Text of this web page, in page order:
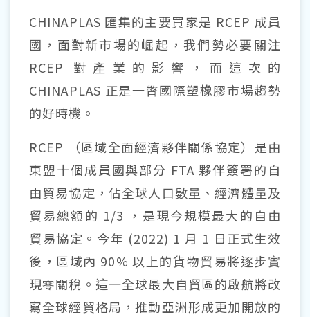
CHINAPLAS 匯集的主要買家是 RCEP 成員
國，面對新市場的崛起，我們勢必要關注
RCEP 對產業的影響，而這次的
CHINAPLAS 正是一瞥國際塑橡膠市場趨勢
的好時機。
RCEP （區域全面經濟夥伴關係協定）是由
東盟十個成員國與部分 FTA 夥伴簽署的自
由貿易協定，佔全球人口數量、經濟體量及
貿易總額的 1/3 ，是現今規模最大的自由
貿易協定。今年 (2022) 1 月 1 日正式生效
後，區域內 90% 以上的貨物貿易將逐步實
現零關稅。這一全球最大自貿區的啟航將改
寫全球經貿格局，推動亞洲形成更加開放的